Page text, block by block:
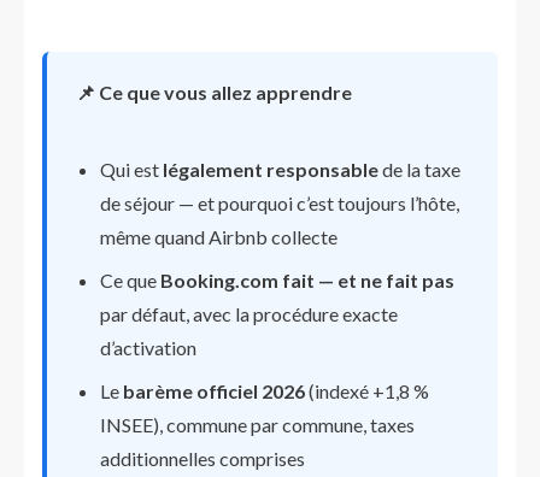
📌 Ce que vous allez apprendre
Qui est légalement responsablede la taxe
de séjour — et pourquoi c’est toujours l’hôte,
même quand Airbnb collecte
Ce que Booking.com fait — et ne fait pas
par défaut, avec la procédure exacte
d’activation
Le barème officiel 2026(indexé +1,8 %
INSEE), commune par commune, taxes
additionnelles comprises